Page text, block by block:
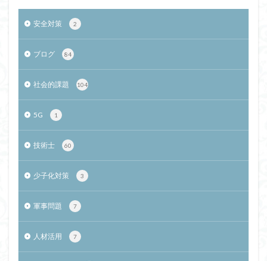
安全対策 2
ブログ 84
社会的課題 104
5G 1
技術士 60
少子化対策 3
軍事問題 7
人材活用 7